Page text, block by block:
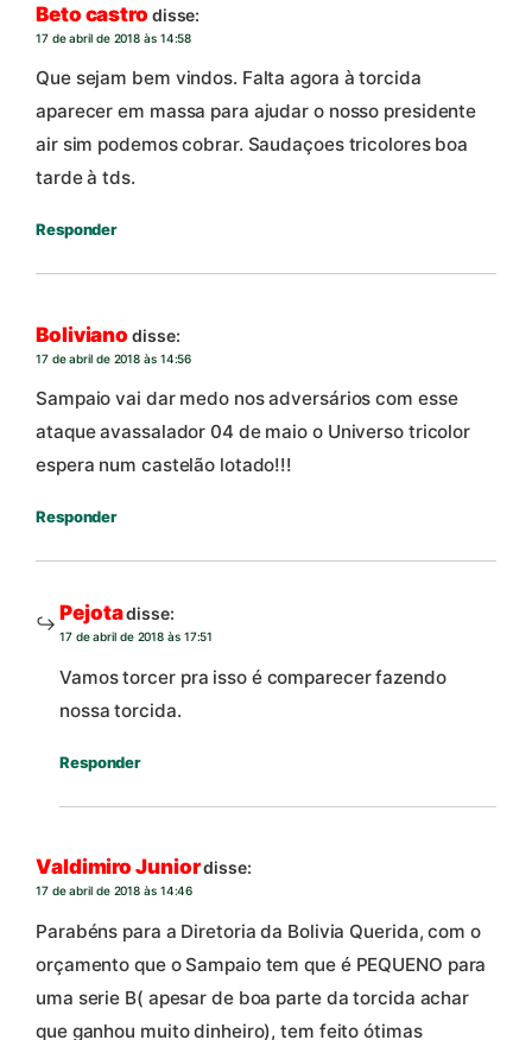
Beto castro disse:
17 de abril de 2018 às 14:58
Que sejam bem vindos. Falta agora à torcida
aparecer em massa para ajudar o nosso presidente
air sim podemos cobrar. Saudaçoes tricolores boa
tarde à tds.
Responder
Boliviano disse:
17 de abril de 2018 às 14:56
Sampaio vai dar medo nos adversários com esse
ataque avassalador 04 de maio o Universo tricolor
espera num castelão lotado!!!
Responder
Pejotadisse:
17 de abril de 2018 às 17:51
Vamos torcer pra isso é comparecer fazendo
nossa torcida.
Responder
Valdimiro Juniordisse:
17 de abril de 2018 às 14:46
Parabéns para a Diretoria da Bolivia Querida, com o
orçamento que o Sampaio tem que é PEQUENO para
uma serie B( apesar de boa parte da torcida achar
que ganhou muito dinheiro), tem feito ótimas